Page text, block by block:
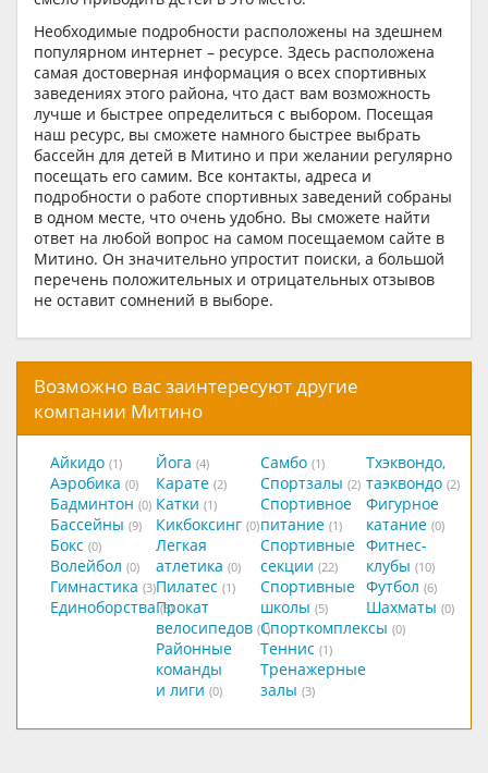
Необходимые подробности расположены на здешнем
популярном интернет – ресурсе. Здесь расположена
самая достоверная информация о всех спортивных
заведениях этого района, что даст вам возможность
лучше и быстрее определиться с выбором. Посещая
наш ресурс, вы сможете намного быстрее выбрать
бассейн для детей в Митино и при желании регулярно
посещать его самим. Все контакты, адреса и
подробности о работе спортивных заведений собраны
в одном месте, что очень удобно. Вы сможете найти
ответ на любой вопрос на самом посещаемом сайте в
Митино. Он значительно упростит поиски, а большой
перечень положительных и отрицательных отзывов
не оставит сомнений в выборе.
Возможно вас заинтересуют другие
компании Митино
Айкидо (1)
Аэробика (0)
Бадминтон (0)
Бассейны (9)
Бокс (0)
Волейбол (0)
Гимнастика (3)
Единоборства (5)
Йога (4)
Карате (2)
Катки (1)
Кикбоксинг (0)
Легкая
атлетика (0)
Пилатес (1)
Прокат
велосипедов (1)
Районные
команды
и лиги (0)
Самбо (1)
Спортзалы (2)
Спортивное
питание (1)
Спортивные
секции (22)
Спортивные
школы (5)
Спорткомплексы (0)
Теннис (1)
Тренажерные
залы (3)
Тхэквондо,
таэквондо (2)
Фигурное
катание (0)
Фитнес-
клубы (10)
Футбол (6)
Шахматы (0)